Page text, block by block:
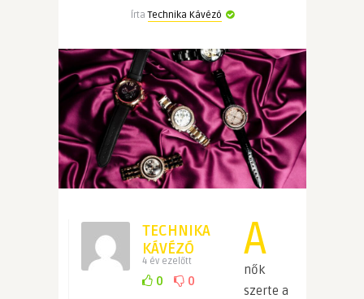
ÍrtaTechnika Kávézó
TECHNIKA
KÁVÉZÓ
4 év ezelőtt
0 0
A
nők
szerte a